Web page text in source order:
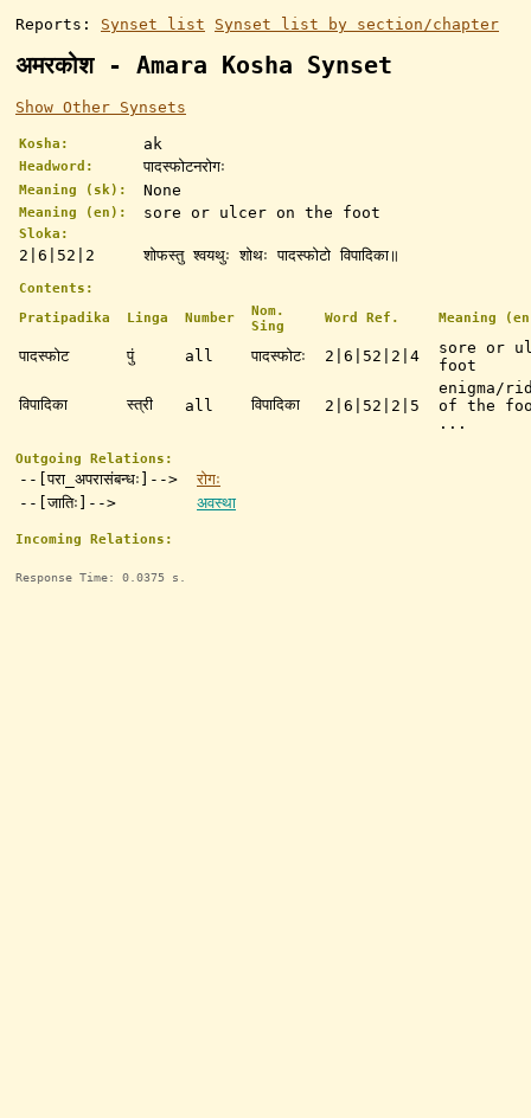
Reports: Synset list Synset list by section/chapter
अमरकोश - Amara Kosha Synset
Show Other Synsets
Kosha: ak
Headword: पादस्फोटनरोगः
Meaning (sk): None
Meaning (en): sore or ulcer on the foot
Sloka:
2|6|52|2 शोफस्तु श्वयथुः शोथः पादस्फोटो विपादिका॥
Contents:
Pratipadika
Linga Number
Nom.
Sing
Word Ref. Meaning
पादस्फोट पुं all पादस्फोटः 2|6|52|2|4
sore or
foot
विपादिका स्त्री all विपादिका 2|6|52|2|5
enigma/
of the
...
Outgoing Relations:
--[परा_अपरासंबन्धः]-->
रोगः
--[जातिः]-->
अवस्था
Incoming Relations:
Response Time: 0.0375 s.